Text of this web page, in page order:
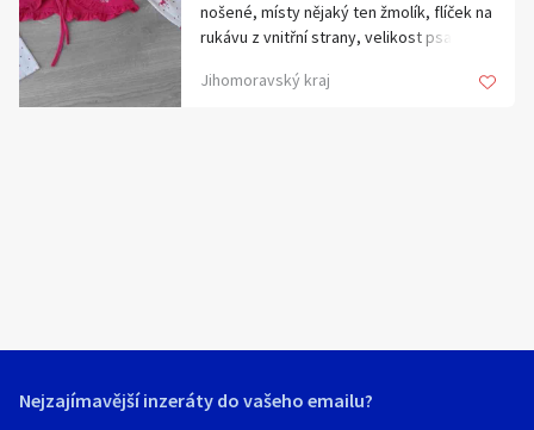
nošené, místy nějaký ten žmolík, flíček na
rukávu z vnitřní strany, velikost psaná
Jihomoravský kraj
Velikost (věk, výška dítěte)
50
Nejzajímavější inzeráty do vašeho emailu?